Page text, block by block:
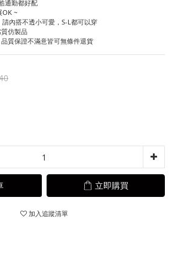
通勤都好配
OK ~
內搭不透小可愛，S-L都可以穿
仿製品
質保證不滿意皆可無條件退貨
立即購買
加入追蹤清單